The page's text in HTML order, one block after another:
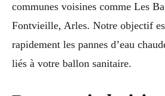
communes voisines comme Les
Fontvieille, Arles. Notre objectif
rapidement les pannes d’eau
liés à votre ballon sanitaire.